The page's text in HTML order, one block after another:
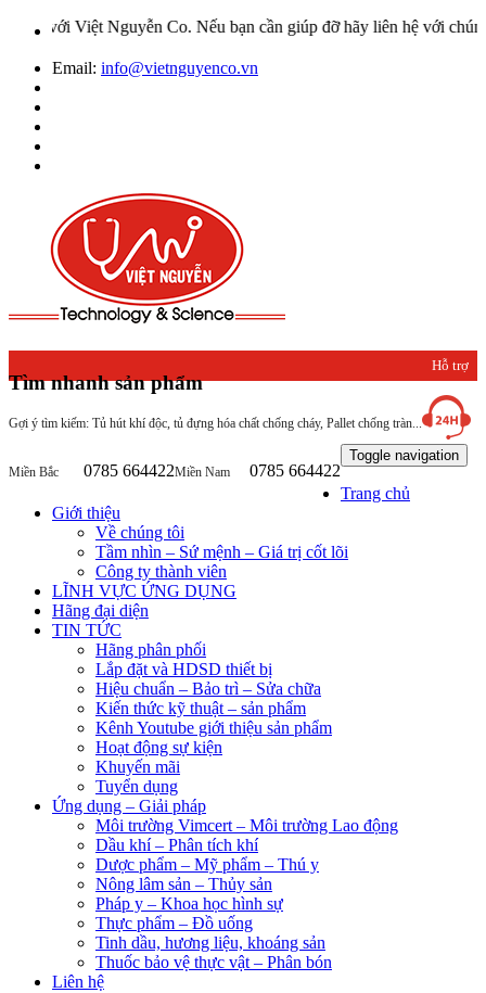
Việt Nguyễn Co. Nếu bạn cần giúp đỡ hãy liên hệ với chúng tôi
Email: info@vietnguyenco.vn
Tìm nhanh sản phẩm
Gợi ý tìm kiếm: Tủ hút khí độc, tủ đựng hóa chất chống cháy, Pallet chống tràn...
Hỗ trợ
khách
hàng
Miền Bắc 0785 664422Miền Nam 0785 664422
Toggle navigation
Trang chủ
Giới thiệu
Về chúng tôi
Tầm nhìn – Sứ mệnh – Giá trị cốt lõi
Công ty thành viên
LĨNH VỰC ỨNG DỤNG
Hãng đại diện
TIN TỨC
Hãng phân phối
Lắp đặt và HDSD thiết bị
Hiệu chuẩn – Bảo trì – Sửa chữa
Kiến thức kỹ thuật – sản phẩm
Kênh Youtube giới thiệu sản phẩm
Hoạt động sự kiện
Khuyến mãi
Tuyển dụng
Ứng dụng – Giải pháp
Môi trường Vimcert – Môi trường Lao động
Dầu khí – Phân tích khí
Dược phẩm – Mỹ phẩm – Thú y
Nông lâm sản – Thủy sản
Pháp y – Khoa học hình sự
Thực phẩm – Đồ uống
Tinh dầu, hương liệu, khoáng sản
Thuốc bảo vệ thực vật – Phân bón
Liên hệ